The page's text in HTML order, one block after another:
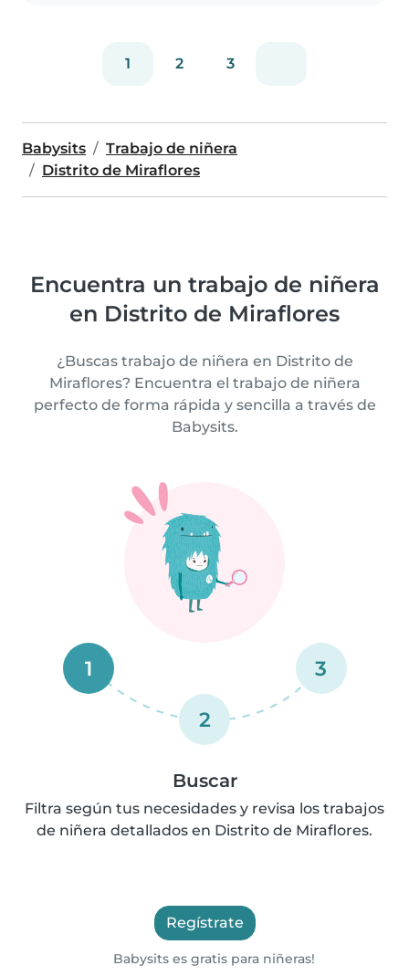
1 2 3
Babysits
Trabajo de niñera
Distrito de Miraflores
Encuentra un trabajo de niñera
en Distrito de Miraflores
¿Buscas trabajo de niñera en Distrito de
Miraflores? Encuentra el trabajo de niñera
perfecto de forma rápida y sencilla a través de
Babysits.
1
2
3
Buscar
Filtra según tus necesidades y revisa los trabajos
de niñera detallados en Distrito de Miraflores.
Regístrate
Babysits es gratis para niñeras!